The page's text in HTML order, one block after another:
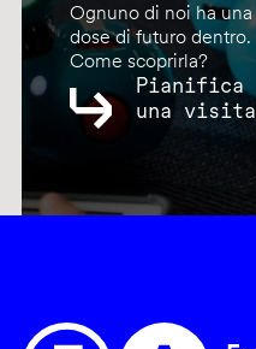
Ognuno di noi ha una
dose di futuro dentro.
Come scoprirla?
Pianifica
una visita